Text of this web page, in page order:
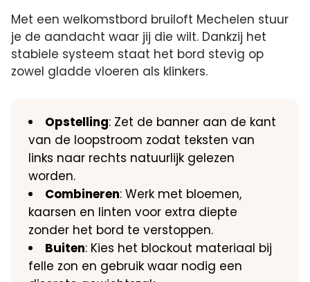
Met een welkomstbord bruiloft Mechelen stuur
je de aandacht waar jij die wilt. Dankzij het
stabiele systeem staat het bord stevig op
zowel gladde vloeren als klinkers.
Opstelling: Zet de banner aan de kant
van de loopstroom zodat teksten van
links naar rechts natuurlijk gelezen
worden.
Combineren: Werk met bloemen,
kaarsen en linten voor extra diepte
zonder het bord te verstoppen.
Buiten: Kies het blockout materiaal bij
felle zon en gebruik waar nodig een